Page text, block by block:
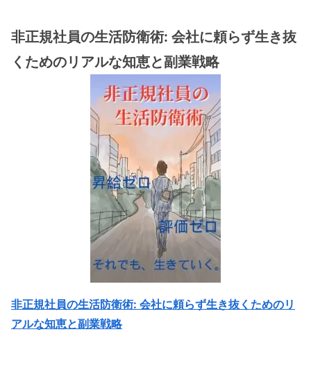
非正規社員の生活防衛術: 会社に頼らず生き抜
くためのリアルな知恵と副業戦略
非正規社員の生活防衛術: 会社に頼らず生き抜くためのリ
アルな知恵と副業戦略